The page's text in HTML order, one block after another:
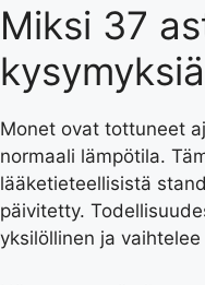
Miksi 37
Monet ovat tottuneet
normaali lämpötila.
lääketieteellisistä
päivitetty.
yksilöllinen ja